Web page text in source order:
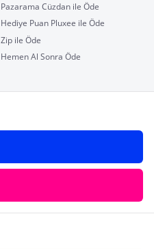
Pazarama Cüzdan ile Öde
Hediye Puan Pluxee ile Öde
Zip ile Öde
Hemen Al Sonra Öde